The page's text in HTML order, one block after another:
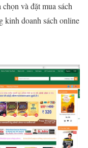
và đặt mua sách
kinh doanh sách online